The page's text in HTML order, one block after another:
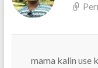
mama kalin use